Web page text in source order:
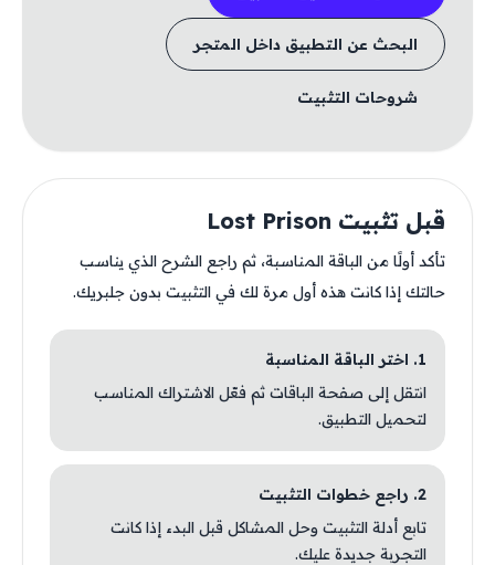
البحث عن التطبيق داخل المتجر
شروحات التثبيت
قبل تثبيت Lost Prison
تأكد أولًا من الباقة المناسبة، ثم راجع الشرح الذي يناسب
حالتك إذا كانت هذه أول مرة لك في التثبيت بدون جلبريك.
1. اختر الباقة المناسبة
انتقل إلى صفحة الباقات ثم فعّل الاشتراك المناسب
لتحميل التطبيق.
2. راجع خطوات التثبيت
تابع أدلة التثبيت وحل المشاكل قبل البدء إذا كانت
التجربة جديدة عليك.